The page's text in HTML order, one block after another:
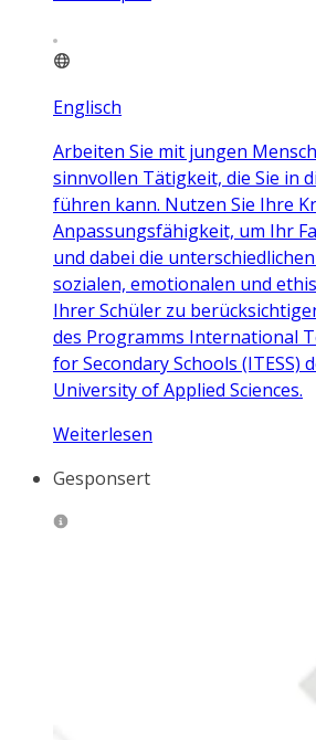
Englisch
Arbeiten Sie mit jungen
sinnvollen Tätigkeit, die Sie in
führen kann. Nutzen Sie Ihre
Anpassungsfähigkeit, um Ihr
und dabei die
sozialen, emotionalen und
Ihrer Schüler zu
des Programms International
for Secondary Schools (ITESS)
University of Applied Sciences.
Weiterlesen
Gesponsert